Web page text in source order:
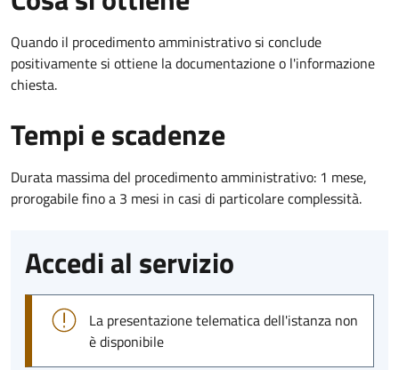
Quando il procedimento amministrativo si conclude
positivamente si ottiene la documentazione o l'informazione
chiesta.
Tempi e scadenze
Durata massima del procedimento amministrativo: 1 mese,
prorogabile fino a 3 mesi in casi di particolare complessità.
Accedi al servizio
La presentazione telematica dell'istanza non
è disponibile